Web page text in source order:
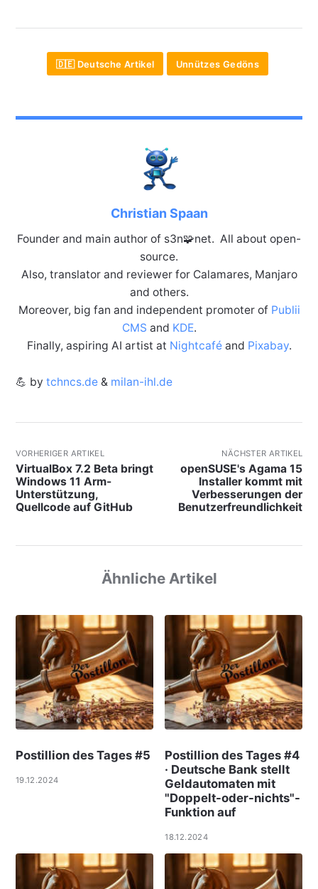
🇩🇪 Deutsche Artikel Unnützes Gedöns
Christian Spaan
Founder and main author of s3n🧩net. All about open-
source.
Also, translator and reviewer for Calamares, Manjaro
and others.
Moreover, big fan and independent promoter of Publii
CMS and KDE.
Finally, aspiring AI artist at Nightcaféand Pixabay.
💪 by tchncs.de& milan-ihl.de
VORHERIGER ARTIKEL
VirtualBox 7.2 Beta bringt
Windows 11 Arm-
Unterstützung,
Quellcode auf GitHub
NÄCHSTER ARTIKEL
openSUSE's Agama 15
Installer kommt mit
Verbesserungen der
Benutzerfreundlichkeit
Ähnliche Artikel
Postillion des Tages #5
19.12.2024
Postillion des Tages #4
· Deutsche Bank stellt
Geldautomaten mit
"Doppelt-oder-nichts"-
Funktion auf
18.12.2024